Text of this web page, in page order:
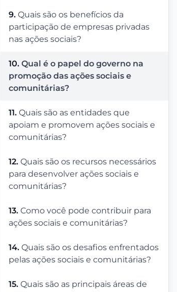
9. Quais são os benefícios da
participação de empresas privadas
nas ações sociais?
10. Qual é o papel do governo na
promoção das ações sociais e
comunitárias?
11. Quais são as entidades que
apoiam e promovem ações sociais e
comunitárias?
12. Quais são os recursos necessários
para desenvolver ações sociais e
comunitárias?
13. Como você pode contribuir para
ações sociais e comunitárias?
14. Quais são os desafios enfrentados
pelas ações sociais e comunitárias?
15. Quais são as principais áreas de